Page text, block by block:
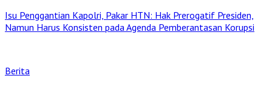
Isu Penggantian Kapolri, Pakar HTN: Hak Prerogatif Presiden,
Namun Harus Konsisten pada Agenda Pemberantasan Korupsi
Berita